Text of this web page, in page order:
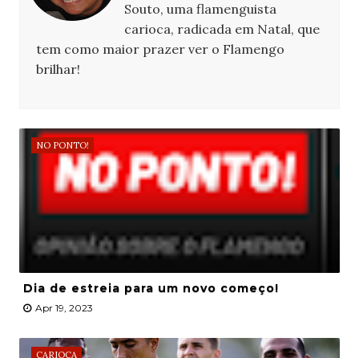
Souto, uma flamenguista
carioca, radicada em Natal, que
tem como maior prazer ver o Flamengo
brilhar!
NO PONTO!
Dia de estreia para um novo começo!
Apr 19, 2023
CARIOCA